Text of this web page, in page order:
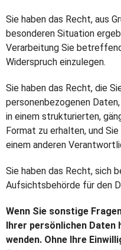
Sie haben das Recht, aus
besonderen Situation
Verarbeitung Sie
Widerspruch einzulegen.
Sie haben das Recht, die
personenbezogenen
in einem strukturierten,
Format zu erhalten, und
einem anderen
Sie haben das Recht, sich
Aufsichtsbehörde für den
Wenn Sie sonstige
Ihrer persönlichen Daten
wenden. Ohne Ihre